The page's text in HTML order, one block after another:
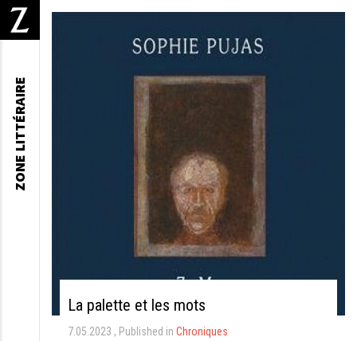
La palette et les mots
7.05.2023 Published in Chroniques
ZONE LITTÉRAIRE